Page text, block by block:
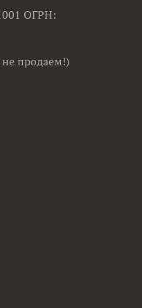
ОГРН:
продаем!)